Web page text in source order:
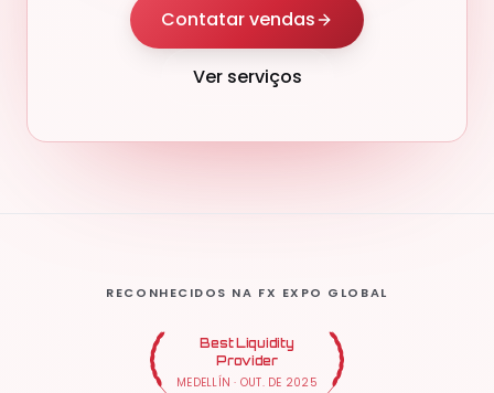
Contatar vendas
Ver serviços
RECONHECIDOS NA FX EXPO GLOBAL
Best Liquidity
Provider
MEDELLÍN · OUT. DE 2025